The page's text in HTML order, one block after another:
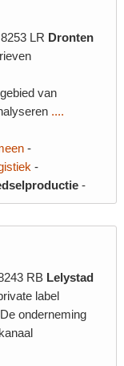
LR Dronten
van
....
-
-
-
RB Lelystad
label
onderneming